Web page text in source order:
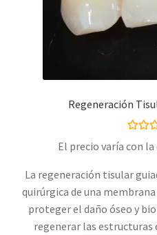
Regeneración
El precio varía con
La regeneración tisular
quirúrgica de una
proteger el daño óseo y
regenerar las estructuras